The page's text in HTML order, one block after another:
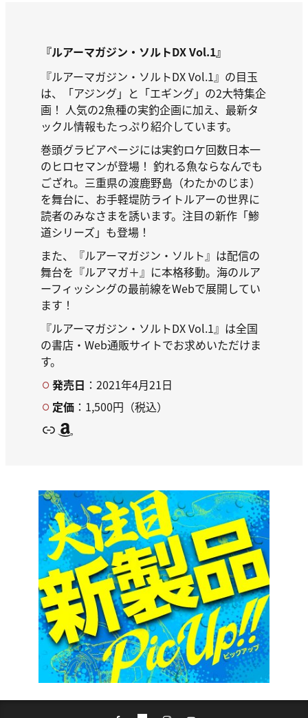
『ルアーマガジン・ソルトDX Vol.1』
『ルアーマガジン・ソルトDX Vol.1』の目玉
は、「アジング」と「エギング」の2大特集企
画！ 人気の2魚種の実釣企画に加え、最新タ
ックル情報もたっぷり紹介しています。
巻頭グラビアページには実釣ロケ回数日本一
のヒロセマンが登場！ 釣れる魚ならなんでも
ござれ。三重県の渡鹿野島（わたかのじま）
を舞台に、お手軽堤防ライトルアーの世界に
読者のみなさまを誘います。注目の新作「鯵
道シリーズ」も登場！
また、『ルアーマガジン・ソルト』は配信の
舞台を『ルアマガ＋』に本格移動。海のルア
ーフィッシングの最前線をWebで展開してい
ます！
『ルアーマガジン・ソルトDX Vol.1』は全国
の書店・Web通販サイトでお求めいただけま
す。
発売日 ：2021年4月21日
定価 ：1,500円（税込）
リンクAmazon